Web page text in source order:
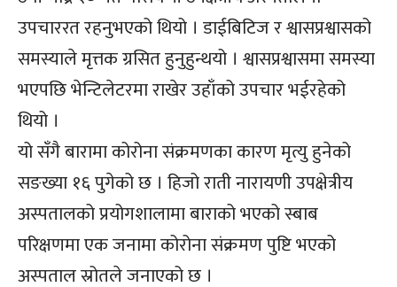
उपचाररत रहनुभएको थियो । डाईबिटिज र श्वासप्रश्वासको
समस्याले मृत्तक ग्रसित हुनुहुन्थयो । श्वासप्रश्वासमा समस्या
भएपछि भेन्टिलेटरमा राखेर उहाँको उपचार भईरहेको
थियो ।
यो सँगै बारामा कोरोना संक्रमणका कारण मृत्यु हुनेको
सङख्या १६ पुगेको छ । हिजो राती नारायणी उपक्षेत्रीय
अस्पतालको प्रयोगशालामा बाराको भएको स्बाब
परिक्षणमा एक जनामा कोरोना संक्रमण पुष्टि भएको
अस्पताल स्रोतले जनाएको छ ।